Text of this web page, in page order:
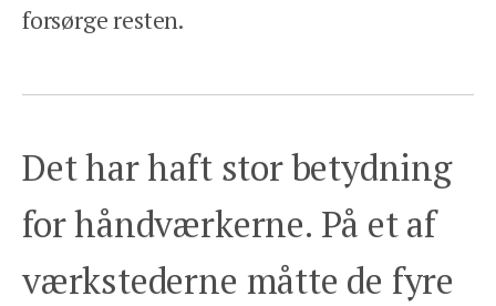
forsørge resten.
Det har haft stor betydning
for håndværkerne. På et af
værkstederne måtte de fyre